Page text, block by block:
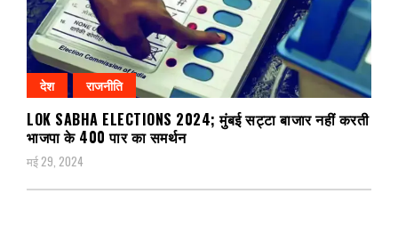
देश राजनीति
LOK SABHA ELECTIONS 2024; मुंबई सट्टा बाजार नहीं करती
भाजपा के 400 पार का समर्थन
मई 29, 2024